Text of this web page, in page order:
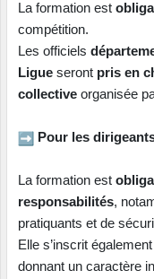
La formation est
compétition.
Les officiels
Ligue seront pris en
collective organisée
Pour les
La formation est
responsabilités,
pratiquants et de
Elle s’inscrit
donnant un caractère